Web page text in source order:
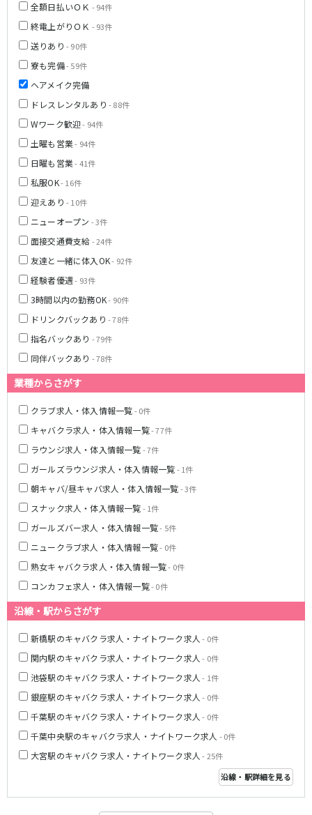
全額日払いＯＫ - 94件
終電上がりＯＫ - 93件
送りあり - 90件
寮も完備- 59件
ヘアメイク完備
ドレスレンタルあり - 88件
Wワーク歓迎- 94件
土曜も営業- 94件
日曜も営業- 41件
私服OK- 16件
迎えあり - 10件
ニューオープン - 3件
面接交通費支給- 24件
友達と一緒に体入OK- 92件
経験者優遇- 93件
3時間以内の勤務OK- 90件
ドリンクバックあり - 78件
指名バックあり - 79件
同伴バックあり - 78件
業種からさがす
クラブ求人・体入情報一覧- 0件
キャバクラ求人・体入情報一覧- 77件
ラウンジ求人・体入情報一覧- 7件
ガールズラウンジ求人・体入情報一覧- 1件
朝キャバ/昼キャバ求人・体入情報一覧- 3件
スナック求人・体入情報一覧- 1件
ガールズバー求人・体入情報一覧- 5件
ニュークラブ求人・体入情報一覧- 0件
熟女キャバクラ求人・体入情報一覧- 0件
コンカフェ求人・体入情報一覧- 0件
沿線・駅からさがす
新橋駅のキャバクラ求人・ナイトワーク求人 - 0件
関内駅のキャバクラ求人・ナイトワーク求人 - 0件
池袋駅のキャバクラ求人・ナイトワーク求人 - 1件
銀座駅のキャバクラ求人・ナイトワーク求人 - 0件
千葉駅のキャバクラ求人・ナイトワーク求人 - 0件
千葉中央駅のキャバクラ求人・ナイトワーク求人 - 0件
大宮駅のキャバクラ求人・ナイトワーク求人 - 25件
沿線・駅詳細を見る
吉川駅
越谷レイクタウン駅
東京メトロ東西線
中野駅
浦安駅
西葛西駅
南行徳駅
日本橋駅
神楽坂駅
JR湘南新宿ライン
池袋駅
武蔵小杉駅
大船駅
東戸塚駅
東急多摩川線
蒲田駅
西武国分寺線
新京成電鉄線
八柱駅
京成津田沼駅
五香駅
横浜市営地下鉄ブルーライン
関内駅
横浜駅
桜木町駅
伊勢佐木長者町駅
上大岡駅
蒔田駅
吉野町駅
みなとみらい線
横浜駅
馬車道駅
日本大通り駅
新高島駅
みなとみらい駅